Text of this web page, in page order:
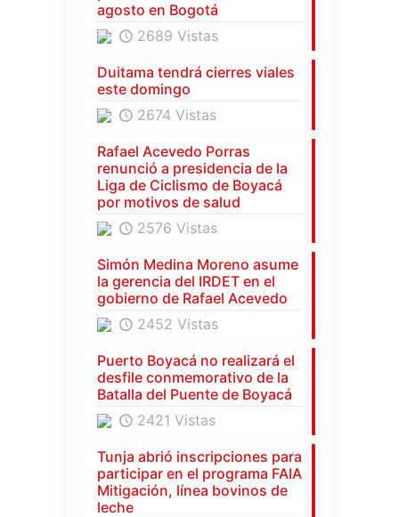
agosto en Bogotá
2689 Vistas
Duitama tendrá cierres viales
este domingo
2674 Vistas
Rafael Acevedo Porras
renunció a presidencia de la
Liga de Ciclismo de Boyacá
por motivos de salud
2576 Vistas
Simón Medina Moreno asume
la gerencia del IRDET en el
gobierno de Rafael Acevedo
2452 Vistas
Puerto Boyacá no realizará el
desfile conmemorativo de la
Batalla del Puente de Boyacá
2421 Vistas
Tunja abrió inscripciones para
participar en el programa FAIA
Mitigación, línea bovinos de
leche